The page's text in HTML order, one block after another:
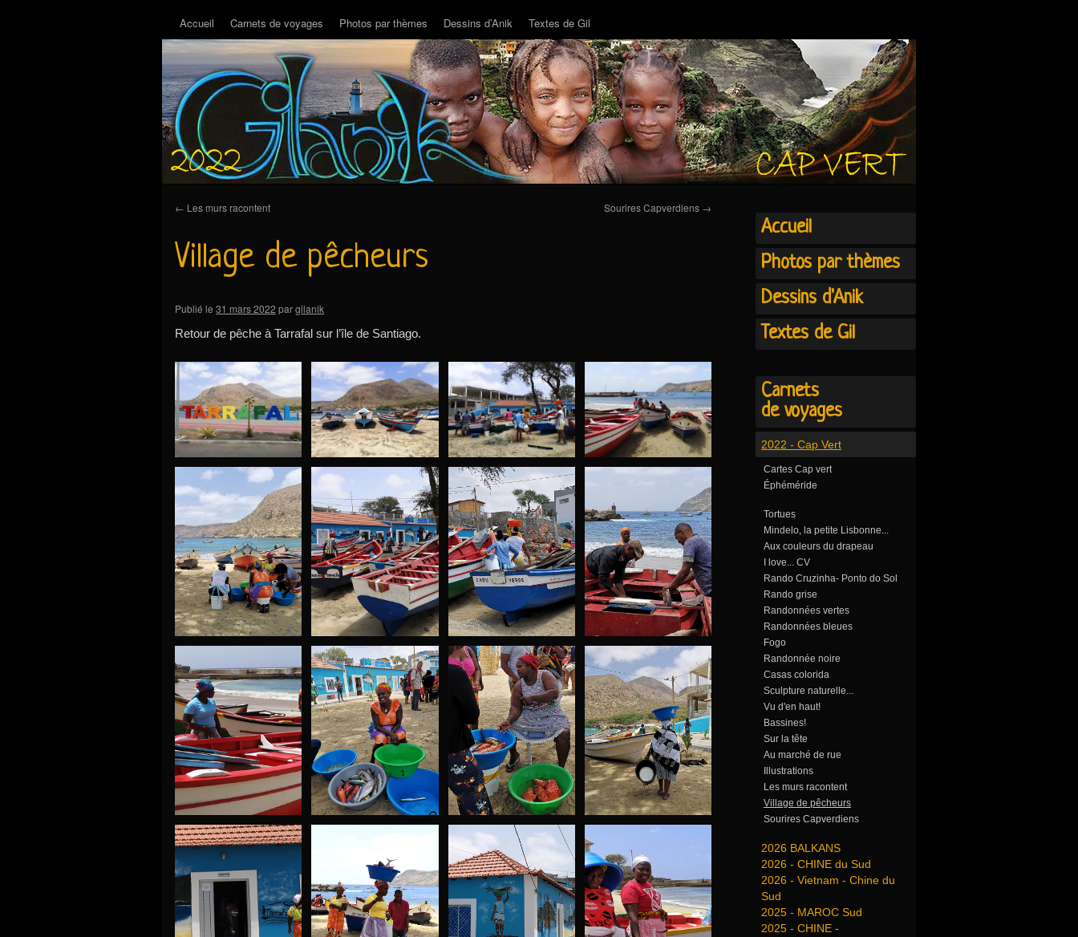
Accueil Carnets de voyages Photos par thèmes Dessins d’Anik Textes de Gil
← Les murs racontent Sourires Capverdiens →
Village de pêcheurs
Publié le 31 mars 2022 pargilanik
Retour de pêche à Tarrafal sur l’île de Santiago.
Accueil
Photos par thèmes
Dessins d'Anik
Textes de Gil
Carnets
de voyages
2022 - Cap Vert
Cartes Cap vert
Éphéméride
Tortues
Mindelo, la petite Lisbonne...
Aux couleurs du drapeau
I love... CV
Rando Cruzinha- Ponto do Sol
Rando grise
Randonnées vertes
Randonnées bleues
Fogo
Randonnée noire
Casas colorida
Sculpture naturelle...
Vu d'en haut!
Bassines!
Sur la tête
Au marché de rue
Illustrations
Les murs racontent
Village de pêcheurs
Sourires Capverdiens
2026 BALKANS
2026 - CHINE du Sud
2026 - Vietnam - Chine du
Sud
2025 - MAROC Sud
2025 - CHINE -